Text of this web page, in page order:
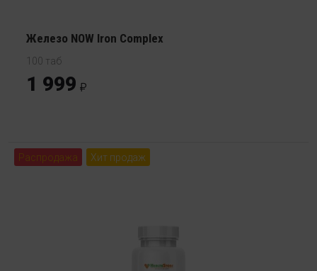
Железо NOW Iron Complex
100 таб
1 999
Распродажа Хит продаж